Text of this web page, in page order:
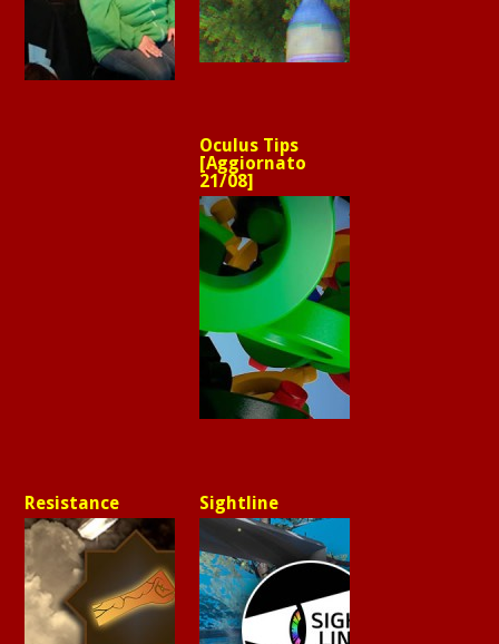
Oculus Tips
[Aggiornato
21/08]
Resistance Sightline